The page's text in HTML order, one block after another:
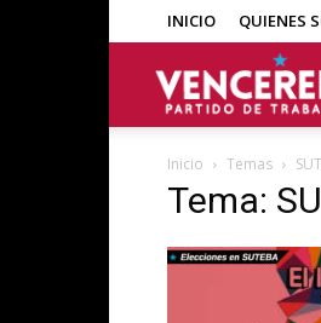
INICIO QUIENES
Inicio Temas
Tema: